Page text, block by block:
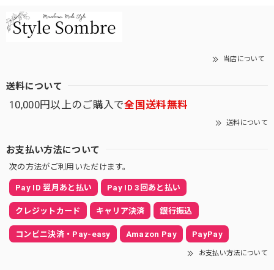
当店について
送料について
10,000円以上のご購入で全国送料無料
送料について
お支払い方法について
次の方法がご利用いただけます。
Pay ID 翌月あと払い Pay ID 3回あと払い
クレジットカード キャリア決済 銀行振込
コンビニ決済・Pay-easy Amazon Pay PayPay
お支払い方法について